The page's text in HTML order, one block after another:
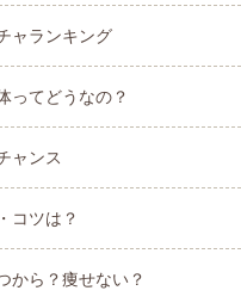
ャランキング
ってどうなの？
ャンス
コツは？
から？痩せない？